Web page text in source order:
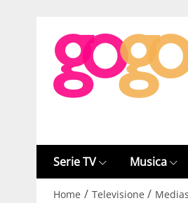
Serie TV Musica
Home / Televisione /